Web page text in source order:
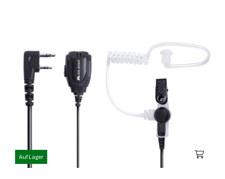
Auf Lager